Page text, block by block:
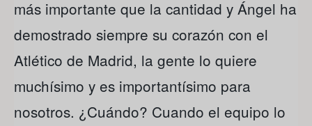
más importante que la cantidad y Ángel ha
demostrado siempre su corazón con el
Atlético de Madrid, la gente lo quiere
muchísimo y es importantísimo para
nosotros. ¿Cuándo? Cuando el equipo lo